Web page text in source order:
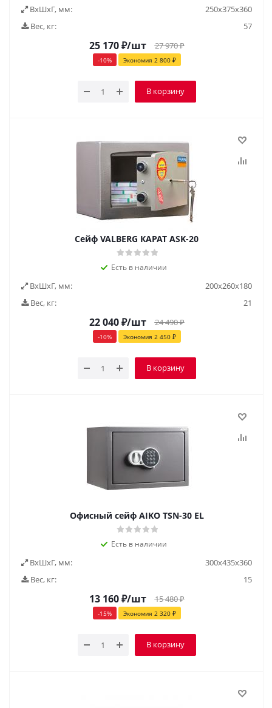
ВxШxГ, мм:
250х375х360
Вес, кг:
57
25 170₽/шт 27 970₽
-10% Экономия 2 800₽
В корзину
Сейф VALBERG КАРАТ ASK-20
Есть в наличии
ВxШxГ, мм:
200х260х180
Вес, кг:
21
22 040₽/шт 24 490₽
-10% Экономия 2 450₽
В корзину
Офисный сейф AIKO ТSN-30 EL
Есть в наличии
ВxШxГ, мм:
300х435х360
Вес, кг:
15
13 160₽/шт 15 480₽
-15% Экономия 2 320₽
В корзину